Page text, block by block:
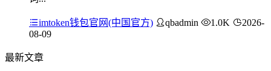
imtoken钱包官网(中国官方) qbadmin 1.0K
2026-
08-09
最新文章